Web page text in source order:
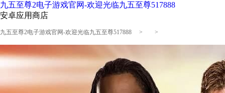
九五至尊2电子游戏官网-欢迎光临九五至尊517888
安卓应用商店
九五至尊2电子游戏官网-欢迎光临九五至尊517888 > >